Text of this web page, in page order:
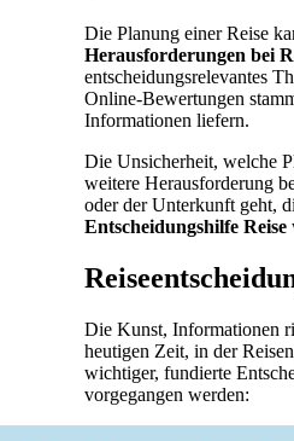
Die Planung einer Reise
Herausforderungen bei
entscheidungsrelevantes
Online-Bewertungen
Informationen liefern.
Die Unsicherheit, welche
weitere Herausforderung
oder der Unterkunft geht,
Entscheidungshilfe Reise
Die Kunst, Informationen
heutigen Zeit, in der
wichtiger, fundierte
vorgegangen werden: